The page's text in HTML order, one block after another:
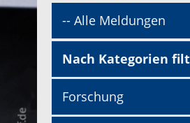
-- Alle Meldungen
Nach Kategorien
Forschung